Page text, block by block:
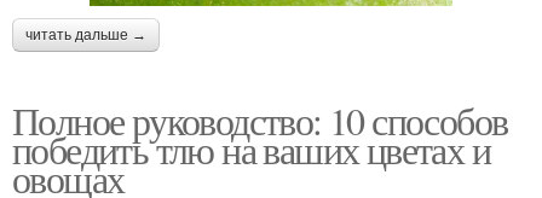
читать дальше →
Полное руководство: 10 способов
победить тлю на ваших цветах и
овощах